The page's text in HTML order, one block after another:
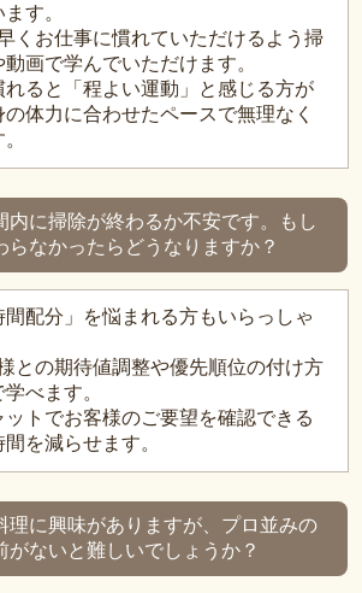
す。
くお仕事に慣れていただけるよう掃
画で学んでいただけます。
れると「程よい運動」と感じる方が
体力に合わせたペースで無理なく
内に掃除が終わるか不安です。もし
らなかったらどうなりますか？
配分」を悩まれる方もいらっしゃ
との期待値調整や優先順位の付け方
べます。
ットでお客様のご要望を確認できる
を減らせます。
理に興味がありますが、プロ並みの
がないと難しいでしょうか？